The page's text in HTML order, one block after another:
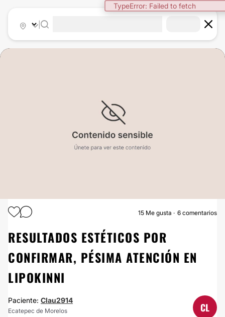
TypeError: Failed to fetch
LIPOESCULTURA
15 Me gusta 6 comentarios
RESULTADOS ESTÉTICOS POR
CONFIRMAR, PÉSIMA ATENCIÓN EN
LIPOKINNI
Paciente: Clau2914
Ecatepec de Morelos CL